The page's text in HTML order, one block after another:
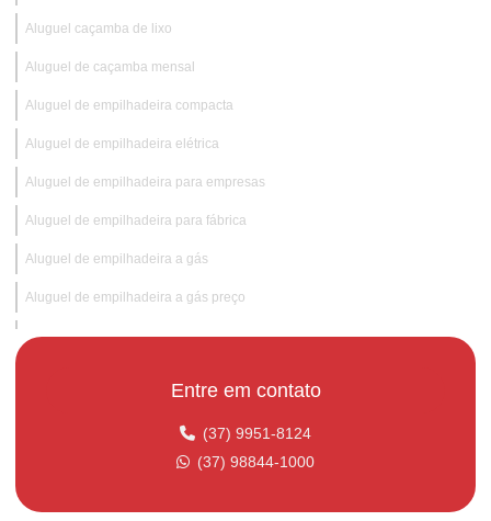
Aluguel caçamba de lixo
Aluguel de caçamba mensal
Aluguel de empilhadeira compacta
Aluguel de empilhadeira elétrica
Aluguel de empilhadeira para empresas
Aluguel de empilhadeira para fábrica
Aluguel de empilhadeira a gás
Aluguel de empilhadeira a gás preço
Aluguel de empilhadeira hidraulica
Entre em contato
(37) 9951-8124
(37) 98844-1000